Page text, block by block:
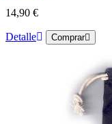
14,90 €
Detalle Comprar